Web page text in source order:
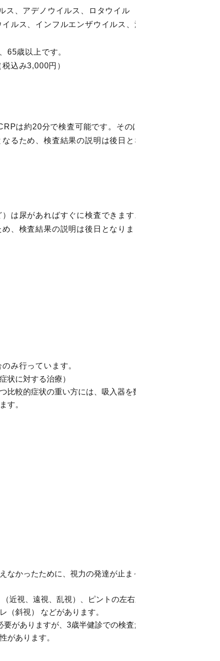
ス、アデノウイルス、ロタウイル
ルス、インフルエンザウイルス、溶
65歳以上です。
込み3,000円）
は約20分で検査可能です。そのほ
るため、検査結果の説明は後日とな
は尿があればすぐに検査できます。
、検査結果の説明は後日となりま
み行っています。
状に対する治療）
較的症状の重い方には、吸入器を数
す。
なかったために、視力の発達が止まっ
近視、遠視、乱視）、ピントの左右差
（斜視） などがあります。
がありますが、3歳半健診での検査だ
があります。